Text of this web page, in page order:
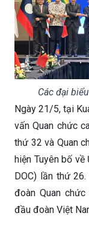
Các đại
Ngày 21/5, tại
vấn Quan chức
thứ 32 và Quan
hiện Tuyên bố
DOC) lần thứ
đoàn Quan
đầu đoàn Việt